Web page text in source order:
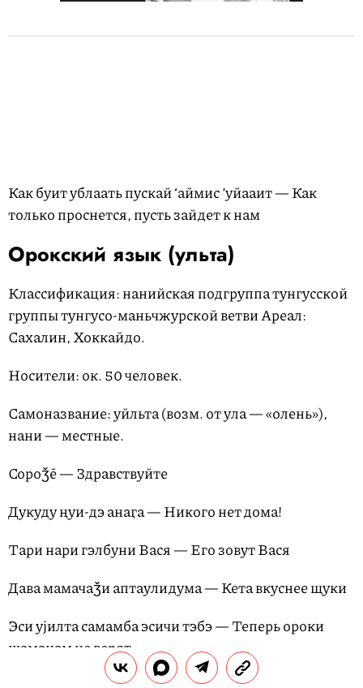
Как буит ублаать пускай ‘аймис ’уйааит — Как
только проснется, пусть зайдет к нам
Орокский язык (ульта)
Классификация: нанийская подгруппа тунгусской
группы тунгусо-маньчжурской ветви Ареал:
Сахалин, Хоккайдо.
Носители: ок. 50 человек.
Самоназвание: уйльта (возм. от ула — «олень»),
нани — местные.
Сороǯē — Здравствуйте
Дукуду ңуи-дэ анаӷа — Никого нет дома!
Тари нари гэлбуни Вася — Его зовут Вася
Дава мамачаǯи аптаулидума — Кета вкуснее щуки
Эси уjилта самамба эсичи тэбэ — Теперь ороки
шаманам не верят